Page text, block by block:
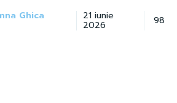
Ghica 21 iunie
2026 98